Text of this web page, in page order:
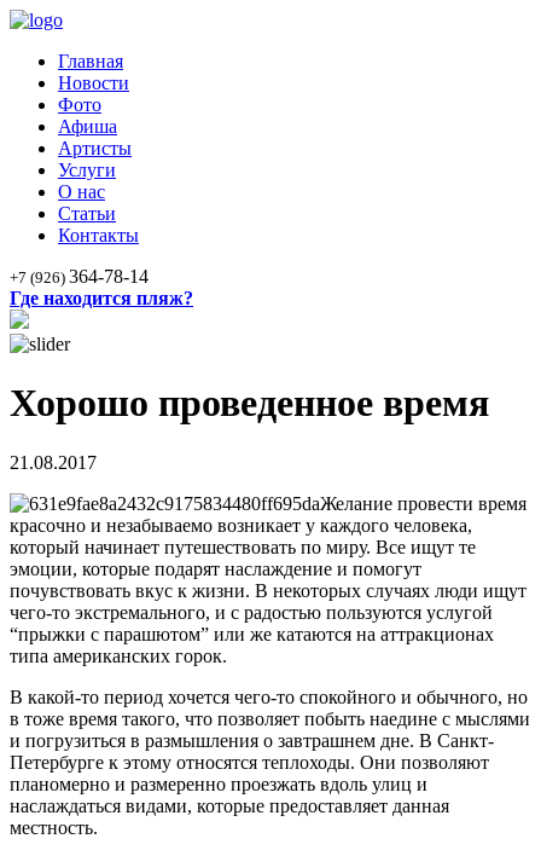
Главная
Новости
Фото
Афиша
Артисты
Услуги
О нас
Статьи
Контакты
+7 (926) 364-78-14
Где находится пляж?
Хорошо проведенное время
21.08.2017
Желание провести время
красочно и незабываемо возникает у каждого человека,
который начинает путешествовать по миру. Все ищут те
эмоции, которые подарят наслаждение и помогут
почувствовать вкус к жизни. В некоторых случаях люди ищут
чего-то экстремального, и с радостью пользуются услугой
“прыжки с парашютом” или же катаются на аттракционах
типа американских горок.
В какой-то период хочется чего-то спокойного и обычного, но
в тоже время такого, что позволяет побыть наедине с мыслями
и погрузиться в размышления о завтрашнем дне. В Санкт-
Петербурге к этому относятся теплоходы. Они позволяют
планомерно и размеренно проезжать вдоль улиц и
наслаждаться видами, которые предоставляет данная
местность.